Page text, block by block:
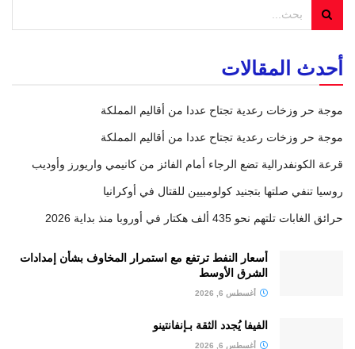
أحدث المقالات
موجة حر وزخات رعدية تجتاح عددا من أقاليم المملكة
موجة حر وزخات رعدية تجتاح عددا من أقاليم المملكة
قرعة الكونفدرالية تضع الرجاء أمام الفائز من كانيمي واريورز وأوديب
روسيا تنفي صلتها بتجنيد كولومبيين للقتال في أوكرانيا
حرائق الغابات تلتهم نحو 435 ألف هكتار في أوروبا منذ بداية 2026
أسعار النفط ترتفع مع استمرار المخاوف بشأن إمدادات
الشرق الأوسط
أغسطس 6, 2026
الفيفا يُجدد الثقة بـإنفانتينو
أغسطس 6, 2026